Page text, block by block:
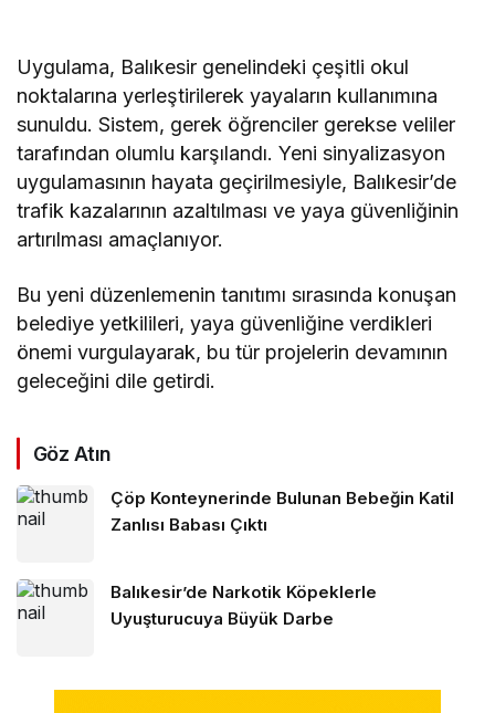
Uygulama, Balıkesir genelindeki çeşitli okul
noktalarına yerleştirilerek yayaların kullanımına
sunuldu. Sistem, gerek öğrenciler gerekse veliler
tarafından olumlu karşılandı. Yeni sinyalizasyon
uygulamasının hayata geçirilmesiyle, Balıkesir’de
trafik kazalarının azaltılması ve yaya güvenliğinin
artırılması amaçlanıyor.
Bu yeni düzenlemenin tanıtımı sırasında konuşan
belediye yetkilileri, yaya güvenliğine verdikleri
önemi vurgulayarak, bu tür projelerin devamının
geleceğini dile getirdi.
Göz Atın
Çöp Konteynerinde Bulunan Bebeğin Katil
Zanlısı Babası Çıktı
Balıkesir’de Narkotik Köpeklerle
Uyuşturucuya Büyük Darbe